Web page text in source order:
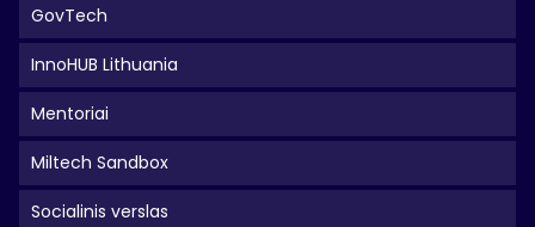
GovTech
InnoHUB Lithuania
Mentoriai
Miltech Sandbox
Socialinis verslas